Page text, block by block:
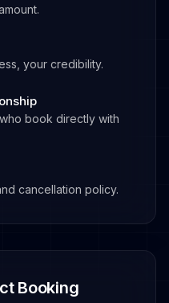
your credibility.
book directly with
cancellation policy.
Booking